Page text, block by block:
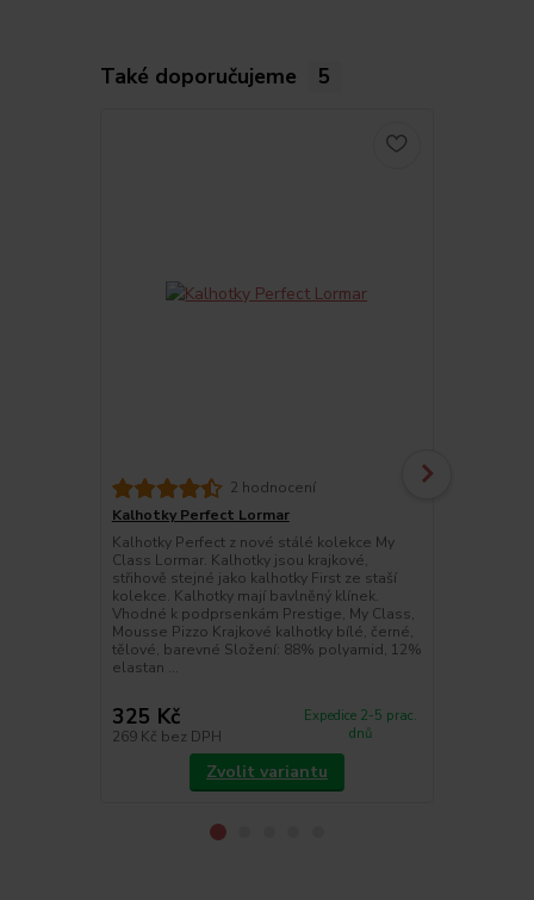
Také doporučujeme 5
2 hodnocení
Kalhotky Perfect Lormar
Kalhotky Perfect z nové stálé kolekce My
Class Lormar. Kalhotky jsou krajkové,
střihově stejné jako kalhotky First ze staší
kolekce. Kalhotky mají bavlněný klínek.
Vhodné k podprsenkám Prestige, My Class,
Mousse Pizzo Krajkové kalhotky bílé, černé,
tělové, barevné Složení: 88% polyamid, 12%
elastan ...
325 Kč
269 Kč bez DPH
Expedice 2-5 prac.
dnů
Zvolit variantu